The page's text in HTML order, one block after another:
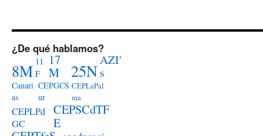
¿De qué hablamos?
8M 11
F
17
M
25N
AZI'
s
Canari
as
CEPGCS
ur
CEPLaPal
ma
CEPLPd
GC
CEPSCdTF
E